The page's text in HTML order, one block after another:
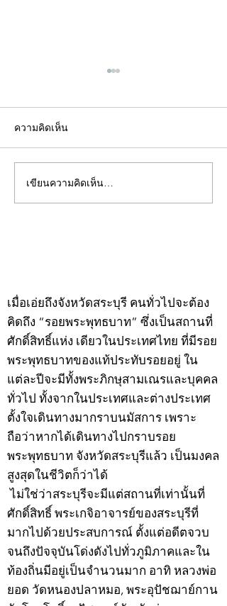
คอลัมน์"จับชีพจรวงการ
พระ"ประจำพุธที่ 29
ความคิดเห็น
เขียนความคิดเห็น…
เมื่อเอ่ยถึงจังหวัดสระบุรี คนทั่วไปจะต้อง
คิดถึง “รอยพระพุทธบาท” ซึ่งเป็นสถานที่
ศักดิ์สิทธิ์แห่ง เดียวในประเทศไทย ที่มีรอย
พระพุทธบาทของแท้ประทับรอยอยู่ ใน
แต่ละปีจะมีทั้งพระภิกษุสามเณรและบุคคล
ทั่วไป ทั้งจากในประเทศและต่างประเทศ
ตั้งใจเดินทางมากราบนมัสการ เพราะ
ถือว่าหากได้เดินทางไปกราบรอย
พระพุทธบาท จังหวัดสระบุรีแล้ว เป็นมงคล
สูงสุดในชีวิตก็ว่าได้
ไม่ใช่ว่าสระบุรีจะมีแต่สถานที่เท่านั้นที่
ศักดิ์สิทธิ์ พระเกจิอาจารย์ของสระบุรีที่
มากไปด้วยประสบการณ์ ตั้งแต่อดีตจวบ
จนถึงปัจจุบันโด่งดังไปทั่วภูมิภาคและใน
ท้องถิ่นมีอยู่เป็นจำนวนมาก อาทิ หลวงพ่อ
ยอด วัดหนองปลาหมอ, พระอุปัชฌาย์กาน